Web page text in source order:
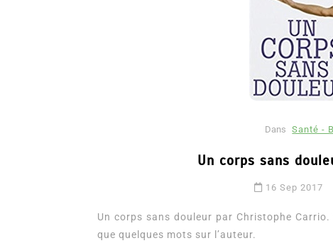
Dans Santé -
Un corps sans
16 Sep 2017
Un corps sans douleur par Christophe
que quelques mots sur l’auteur.
Romance
Romances – l’actualité : été